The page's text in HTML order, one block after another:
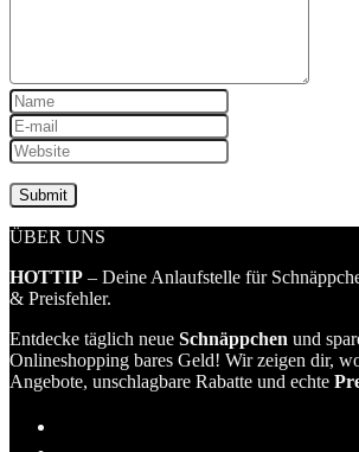
ÜBER UNS
HOTTIP – Deine Anlaufstelle für
& Preisfehler.
Entdecke täglich neue Schnäppchen und
Onlineshopping bares Geld! Wir zeigen dir,
Angebote, unschlagbare Rabatte und echte